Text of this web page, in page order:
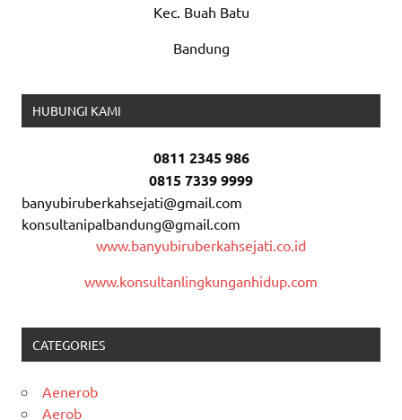
Kec. Buah Batu
Bandung
HUBUNGI KAMI
0811 2345 986
0815 7339 9999
banyubiruberkahsejati@gmail.com
konsultanipalbandung@gmail.com
www.banyubiruberkahsejati.co.id
www.konsultanlingkunganhidup.com
CATEGORIES
Aenerob
Aerob